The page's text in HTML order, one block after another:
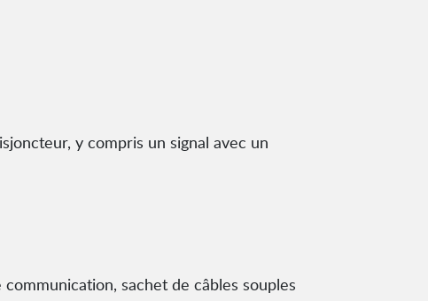
y compris un signal avec un
sachet de câbles souples